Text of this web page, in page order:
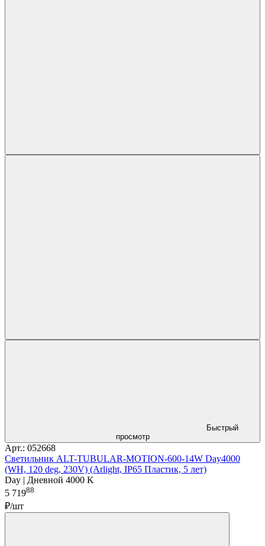
Быстрый
просмотр
Арт.: 052668
Светильник ALT-TUBULAR-MOTION-600-14W Day4000
(WH, 120 deg, 230V) (Arlight, IP65 Пластик, 5 лет)
Day | Дневной 4000 K
5 71988
₽/шт